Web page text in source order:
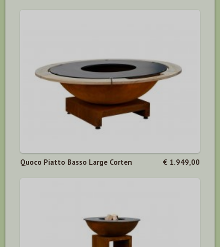
Quoco Piatto Basso Large Corten € 1.949,00